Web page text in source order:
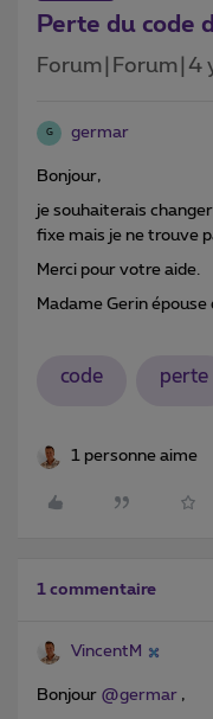
Perte du code
Forum|Forum|4
G germar
Bonjour,
je souhaiterais
fixe mais je ne trouve
Merci pour votre aide.
Madame Gerin épouse
code perte
1 personne aime
1 commentaire
VincentM
Bonjour @germar ,